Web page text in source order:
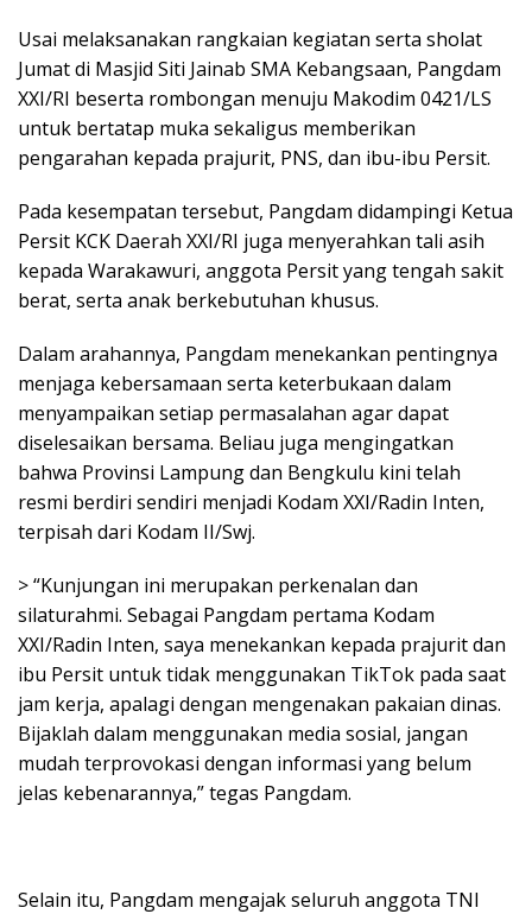
Usai melaksanakan rangkaian kegiatan serta sholat
Jumat di Masjid Siti Jainab SMA Kebangsaan, Pangdam
XXI/RI beserta rombongan menuju Makodim 0421/LS
untuk bertatap muka sekaligus memberikan
pengarahan kepada prajurit, PNS, dan ibu-ibu Persit.
Pada kesempatan tersebut, Pangdam didampingi Ketua
Persit KCK Daerah XXI/RI juga menyerahkan tali asih
kepada Warakawuri, anggota Persit yang tengah sakit
berat, serta anak berkebutuhan khusus.
Dalam arahannya, Pangdam menekankan pentingnya
menjaga kebersamaan serta keterbukaan dalam
menyampaikan setiap permasalahan agar dapat
diselesaikan bersama. Beliau juga mengingatkan
bahwa Provinsi Lampung dan Bengkulu kini telah
resmi berdiri sendiri menjadi Kodam XXI/Radin Inten,
terpisah dari Kodam II/Swj.
> “Kunjungan ini merupakan perkenalan dan
silaturahmi. Sebagai Pangdam pertama Kodam
XXI/Radin Inten, saya menekankan kepada prajurit dan
ibu Persit untuk tidak menggunakan TikTok pada saat
jam kerja, apalagi dengan mengenakan pakaian dinas.
Bijaklah dalam menggunakan media sosial, jangan
mudah terprovokasi dengan informasi yang belum
jelas kebenarannya,” tegas Pangdam.
Selain itu, Pangdam mengajak seluruh anggota TNI